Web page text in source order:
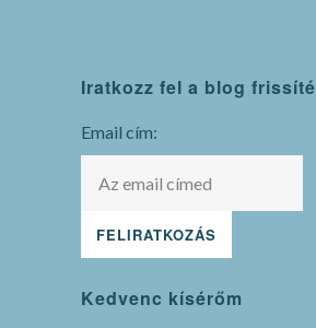
Iratkozz fel a blog
Email cím:
Kedvenc kísérőm